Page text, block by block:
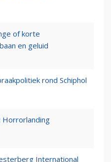
of korte
en geluid
rond Schiphol
Horrorlanding
International